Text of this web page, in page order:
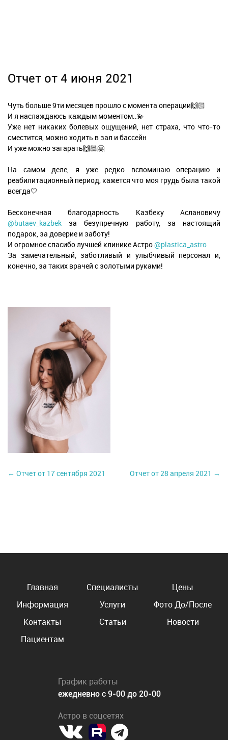
Отчет от 4 июня 2021
Чуть больше 9ти месяцев прошло с момента операции🙌🏻
И я наслаждаюсь каждым моментом..💫
Уже нет никаких болевых ощущений, нет страха, что что-то
сместится, можно ходить в зал и бассейн
И уже можно загарать🙌🏻🤗
На самом деле, я уже редко вспоминаю операцию и
реабилитационный период, кажется что моя грудь была такой
всегда🤍
Бесконечная благодарность Казбеку Аслановичу
@butaev_kazbek за безупречную работу, за настоящий
подарок, за доверие и заботу!
И огромное спасибо лучшей клинике Астро@plastica_astro
За замечательный, заботливый и улыбчивый персонал и,
конечно, за таких врачей с золотыми руками!
← Отчет от 17 сентября 2021 Отчет от 28 апреля 2021 →
Главная Специалисты
Цены
Информация
Услуги
Фото До/После
Контакты
Статьи
Новости
Пациентам
График работы
ежедневно с 9-00 до 20-00
Астро в соцсетях